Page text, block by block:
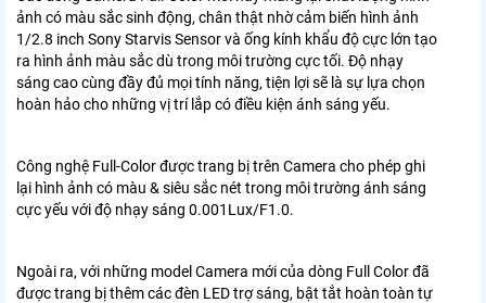
ảnh có màu sắc sinh động, chân thật nhờ cảm biến hình ảnh
1/2.8 inch Sony Starvis Sensor và ống kính khẩu độ cực lớn tạo
ra hình ảnh màu sắc dù trong môi trường cực tối. Độ nhạy
sáng cao cùng đầy đủ mọi tính năng, tiện lợi sẽ là sự lựa chọn
hoàn hảo cho những vị trí lắp có điều kiện ánh sáng yếu.
Công nghệ Full-Color được trang bị trên Camera cho phép ghi
lại hình ảnh có màu & siêu sắc nét trong môi trường ánh sáng
cực yếu với độ nhạy sáng 0.001Lux/F1.0.
Ngoài ra, với những model Camera mới của dòng Full Color đã
được trang bị thêm các đèn LED trợ sáng, bật tắt hoàn toàn tự